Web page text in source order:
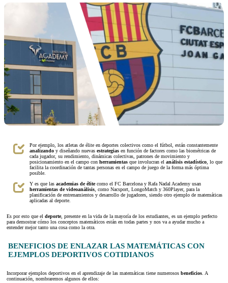
Por ejemplo, los atletas de élite en deportes colectivos como el fútbol, están constantemente
analizando y diseñando nuevas estrategias en función de factores como las biométricas de
cada jugador, su rendimiento, dinámicas colectivas, patrones de movimiento y
posicionamiento en el campo con herramientas que involucran el análisis estadístico, lo que
facilita la coordinación de tantas personas en el campo de juego de la forma más óptima
posible.
Y es que las academias de élitecomo el FC Barcelona y Rafa Nadal Academy usan
herramientas de videoanálisis, como Nacsport, LongoMatch y 360Player, para la
planificación de entrenamientos y desarrollo de jugadores, siendo otro ejemplo de matemáticas
aplicadas al deporte.
Es por esto que el deporte, presente en la vida de la mayoría de los estudiantes, es un ejemplo perfecto
para demostrar cómo los conceptos matemáticos están en todas partes y nos va a ayudar mucho a
entender mejor tanto una cosa como la otra.
BENEFICIOS DE ENLAZAR LAS MATEMÁTICAS CON
EJEMPLOS DEPORTIVOS COTIDIANOS
Incorporar ejemplos deportivos en el aprendizaje de las matemáticas tiene numerosos beneficios . A
continuación, nombraremos algunos de ellos: